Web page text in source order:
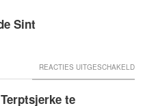
Sint
REACTIES UITGESCHAKELDVOOR
te